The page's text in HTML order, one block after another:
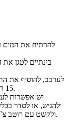
15 דקות תוך כדי ערבוב מתמיד עד שהבשר מוכן.
ולהגיש, או לסדר
ולקשט עם רוטב צ`ילי, פטרוזיליה וריבת עגבניות שרי (לא חובה).